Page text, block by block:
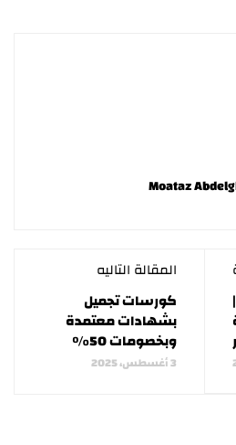
Moataz
دبلومة skin care |
المقالة التاليه
كورسات تجميل
بشهادات معتمدة
وبخصومات 50%
3 أغسطس، 2025